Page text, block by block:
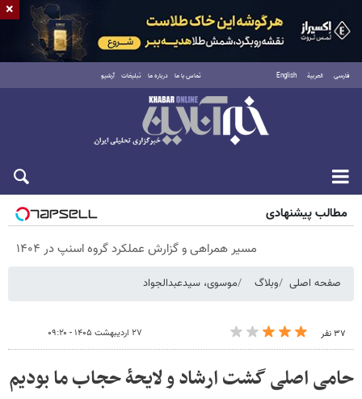
فارسی العربية English تماس با ما درباره ما تبلیغات آرشیو
شنبه ۱۷ مرداد ۱۴۰۵
مطالب پیشنهادی
مسیر همراهی و گزارش عملکرد گروه اسنپ در ۱۴۰۴
صفحه اصلی وبلاگ موسوی، سیدعبدالجواد
۳۷ نفر ۲۷ اردیبهشت ۱۴۰۵ - ۰۹:۲۰
حامی اصلی گشت ارشاد و لایحۀ حجاب ما بودیم
×